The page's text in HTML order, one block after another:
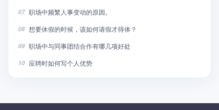
07 职场中频繁人事变动的原因。
08 想要休假的时候，该如何请假才得体？
09 职场中与同事团结合作有哪几项好处
10 应聘时如何写个人优势